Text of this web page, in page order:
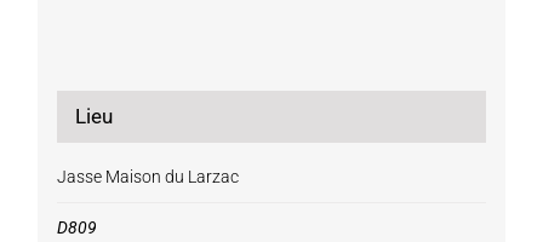
Lieu
Jasse Maison du Larzac
D809